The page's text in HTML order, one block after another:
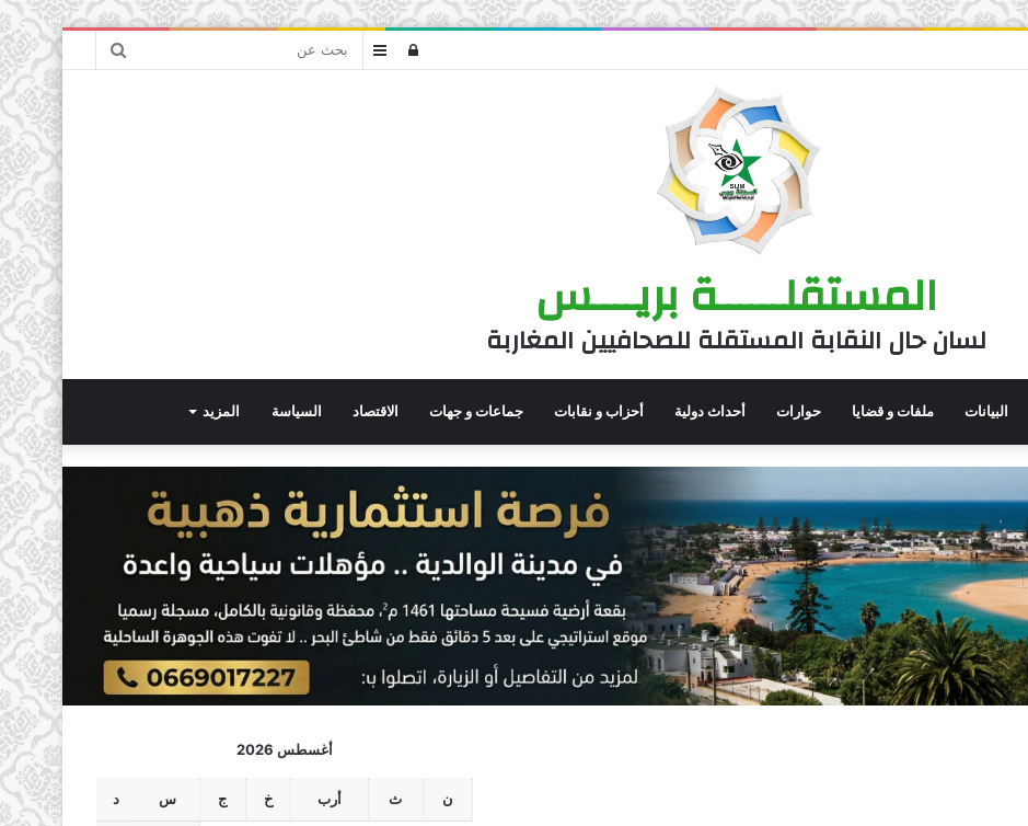
بحث
عمودتسجيل
المستقلــــــة بريــــس
لسان حال النقابة المستقلة للصحافيين المغاربة
البيانات ملفات و قضايا حوارات أحداث دولية أحزاب و نقابات جماعات و جهات الاقتصاد السياسة المزيد
أغسطس 2026
ن ث أرب خ ج س د